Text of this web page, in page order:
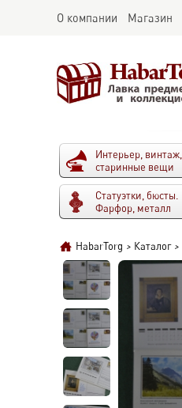
О компании Магазин
Интерьер, винтаж,
старинные вещи
Статуэтки, бюсты.
Фарфор, металл
HabarTorg > Каталог >